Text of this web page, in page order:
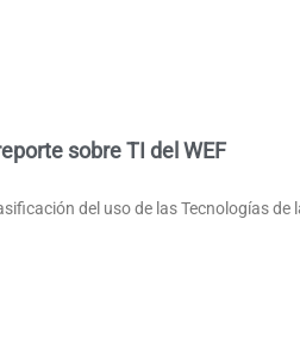
sobre TI del WEF
del uso de las Tecnologías de